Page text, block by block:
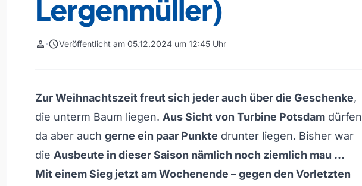
Lergenmüller)
person scheduleVeröffentlicht am 05.12.2024 um 12:45 Uhr
Zur Weihnachtszeit freut sich jeder auch über die Geschenke,
die unterm Baum liegen. Aus Sicht von Turbine Potsdam dürfen
da aber auch gerne ein paar Punkte drunter liegen. Bisher war
die Ausbeute in dieser Saison nämlich noch ziemlich mau …
Mit einem Sieg jetzt am Wochenende – gegen den Vorletzten